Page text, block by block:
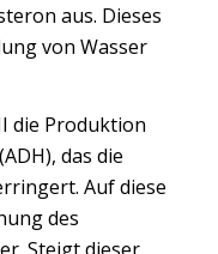
aus. Dieses
von Wasser
die Produktion
das die
Auf diese
des